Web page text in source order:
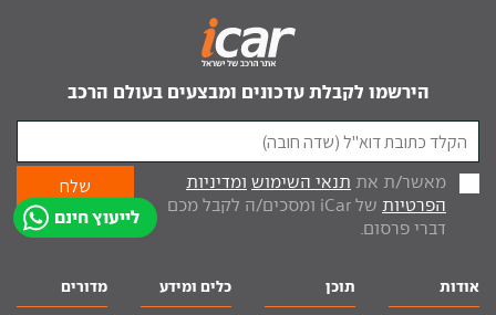
לייעוץ חינם
הירשמו לקבלת עדכונים ומבצעים בעולם הרכב
מאשר/ת את תנאי השימוש ומדיניות
הפרטיות
של iCar ומסכים/ה לקבל מכם
דברי פרסום.
אודות תוכן כלים ומידע מדורים